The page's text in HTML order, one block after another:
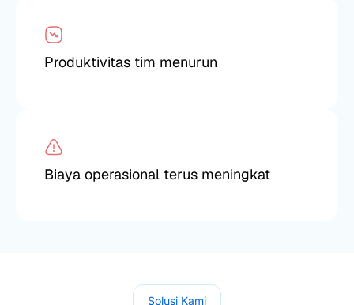
Produktivitas tim menurun
Biaya operasional terus meningkat
Solusi Kami